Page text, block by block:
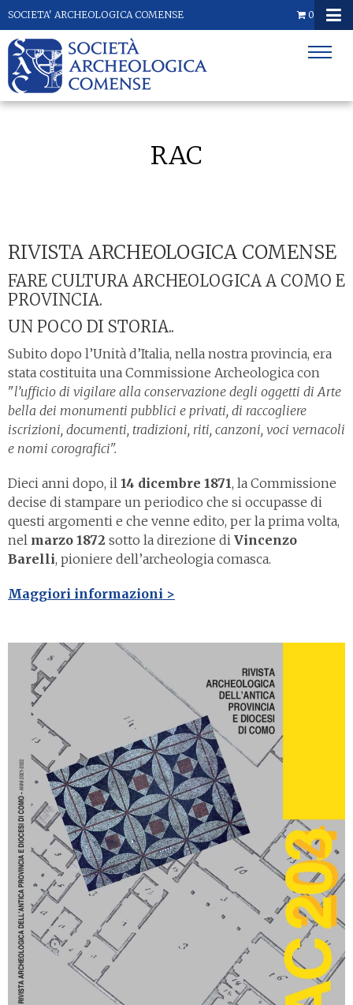
SOCIETA' ARCHEOLOGICA COMENSE 0
RAC
RIVISTA ARCHEOLOGICA COMENSE
FARE CULTURA ARCHEOLOGICA A COMO E
PROVINCIA.
UN POCO DI STORIA..
Subito dopo l’Unità d’Italia, nella nostra provincia, era
stata costituita una Commissione Archeologica con
"l’ufficio di vigilare alla conservazione degli oggetti di Arte
bella dei monumenti pubblici e privati, di raccogliere
iscrizioni, documenti, tradizioni, riti, canzoni, voci vernacoli
e nomi corografici".
Dieci anni dopo, il 14 dicembre 1871, la Commissione
decise di stampare un periodico che si occupasse di
questi argomenti e che venne edito, per la prima volta,
nel marzo 1872 sotto la direzione di Vincenzo
Barelli, pioniere dell’archeologia comasca.
Maggiori informazioni >